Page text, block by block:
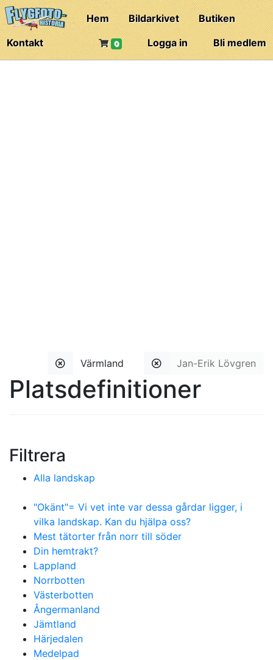
Hem Bildarkivet
Butiken
Kontakt
Bli medlem
Logga in
0
Jan-Erik Lövgren
Värmland
Platsdefinitioner
Filtrera
Alla landskap
"Okänt"= Vi vet inte var dessa gårdar ligger, i
vilka landskap. Kan du hjälpa oss?
Mest tätorter från norr till söder
Din hemtrakt?
Lappland
Norrbotten
Västerbotten
Ångermanland
Jämtland
Härjedalen
Medelpad